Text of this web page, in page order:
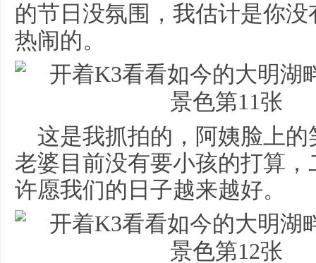
的节日没氛围，我估计是你
热闹的。
这是我抓拍的，阿姨脸上
老婆目前没有要小孩的打算
许愿我们的日子越来越好。